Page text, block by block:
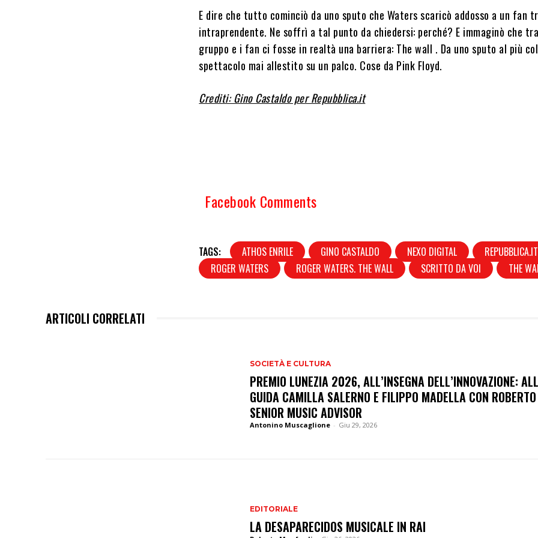
E dire che tutto cominciò da uno sputo che Waters scaricò addosso a un fan
intraprendente. Ne soffrì a tal punto da chiedersi: perché? E immaginò che
gruppo e i fan ci fosse in realtà una barriera: The wall . Da uno sputo al più
spettacolo mai allestito su un palco. Cose da Pink Floyd.
Crediti: Gino Castaldo per Repubblica.it
Facebook Comments
TAGS: ATHOS ENRILE GINO CASTALDO NEXO DIGITAL
REPUBBLICA.IT
ROGER WATERS
ROGER WATERS. THE WALL SCRITTO DA VOI THE
ARTICOLI CORRELATI
SOCIETÀ E CULTURA
PREMIO LUNEZIA 2026, ALL’INSEGNA DELL’INNOVAZIONE:
GUIDA CAMILLA SALERNO E FILIPPO MADELLA CON
SENIOR MUSIC ADVISOR
Antonino Muscaglione - Giu 29, 2026
EDITORIALE
LA DESAPARECIDOS MUSICALE IN RAI